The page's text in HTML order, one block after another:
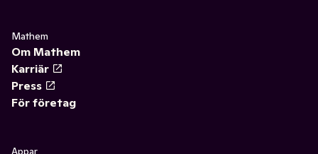
Mathem
Om Mathem
Karriär
Press
För företag
Appar